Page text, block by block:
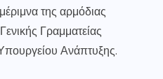
μέριμνα της αρμόδιας
Γραμματείας
Ανάπτυξης.